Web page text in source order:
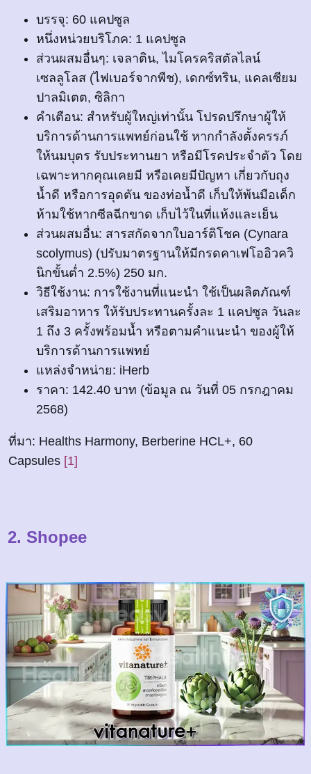
บรรจุ: 60 แคปซูล
หนึ่งหน่วยบริโภค: 1 แคปซูล
ส่วนผสมอื่นๆ: เจลาติน, ไมโครคริสตัลไลน์
เซลลูโลส (ไฟเบอร์จากพืช), เดกซ์ทริน, แคลเซียม
ปาลมิเตต, ซิลิกา
คำเตือน: สำหรับผู้ใหญ่เท่านั้น โปรดปรึกษาผู้ให้
บริการด้านการแพทย์ก่อนใช้ หากกำลังตั้งครรภ์
ให้นมบุตร รับประทานยา หรือมีโรคประจำตัว โดย
เฉพาะหากคุณเคยมี หรือเคยมีปัญหา เกี่ยวกับถุง
น้ำดี หรือการอุดตัน ของท่อน้ำดี เก็บให้พ้นมือเด็ก
ห้ามใช้หากซีลฉีกขาด เก็บไว้ในที่แห้งและเย็น
ส่วนผสมอื่น: สารสกัดจากใบอาร์ติโชค (Cynara
scolymus) (ปรับมาตรฐานให้มีกรดคาเฟโออิวควิ
นิกขั้นต่ำ 2.5%) 250 มก.
วิธีใช้งาน: การใช้งานที่แนะนำ ใช้เป็นผลิตภัณฑ์
เสริมอาหาร ให้รับประทานครั้งละ 1 แคปซูล วันละ
1 ถึง 3 ครั้งพร้อมน้ำ หรือตามคำแนะนำ ของผู้ให้
บริการด้านการแพทย์
แหล่งจำหน่าย: iHerb
ราคา: 142.40 บาท (ข้อมูล ณ วันที่ 05 กรกฎาคม
2568)
ที่มา: Healths Harmony, Berberine HCL+, 60
Capsules [1]
2. Shopee